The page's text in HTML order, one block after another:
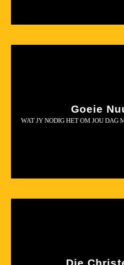
Goeie
WAT JY NODIG HET OM JOU DAG
Die